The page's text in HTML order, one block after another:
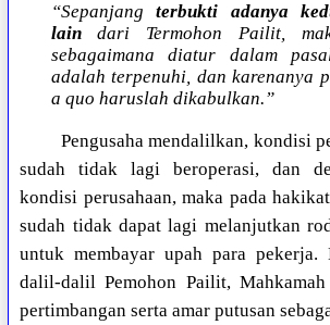
“Sepanjangterbukti adanya
laindari Termohon Pailit,
sebagaimana diatur dalam
adalah terpenuhi, dan karenanya
a quo haruslah dikabulkan.”
Pengusaha mendalilkan, kondisi
sudah tidak lagi beroperasi, dan
kondisi perusahaan, maka pada
sudah tidak dapat lagi melanjutkan
untuk membayar upah para pekerja.
dalil-dalil Pemohon Pailit,
pertimbangan serta amar putusan